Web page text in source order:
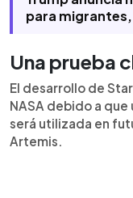
para
Una prueba
El desarrollo de
NASA debido a
será utilizada en
Artemis.